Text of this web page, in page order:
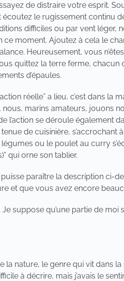
de distraire votre esprit.
le rugissement continu
difficiles ou par vent léger,
moment. Ajoutez à cela le
Heureusement, vous
quittez la terre ferme,
d’épaules.
réelle” a lieu, c’est dans
nous, marins amateurs, jouons
l’action se déroule également
de cuisinière, s’accrochant
ou le poulet au curry
qui orne son tablier.
paraître la description
et que vous avez encore
suppose qu’une partie de
la nature, le genre qui vit dans
à décrire, mais j’avais le